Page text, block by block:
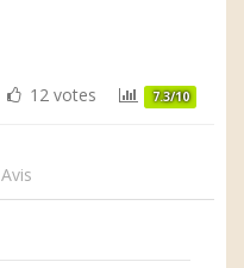
12 votes 7.3/10
Avis